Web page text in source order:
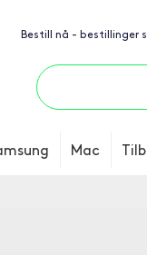
Bestill nå - bestillinger
Mac